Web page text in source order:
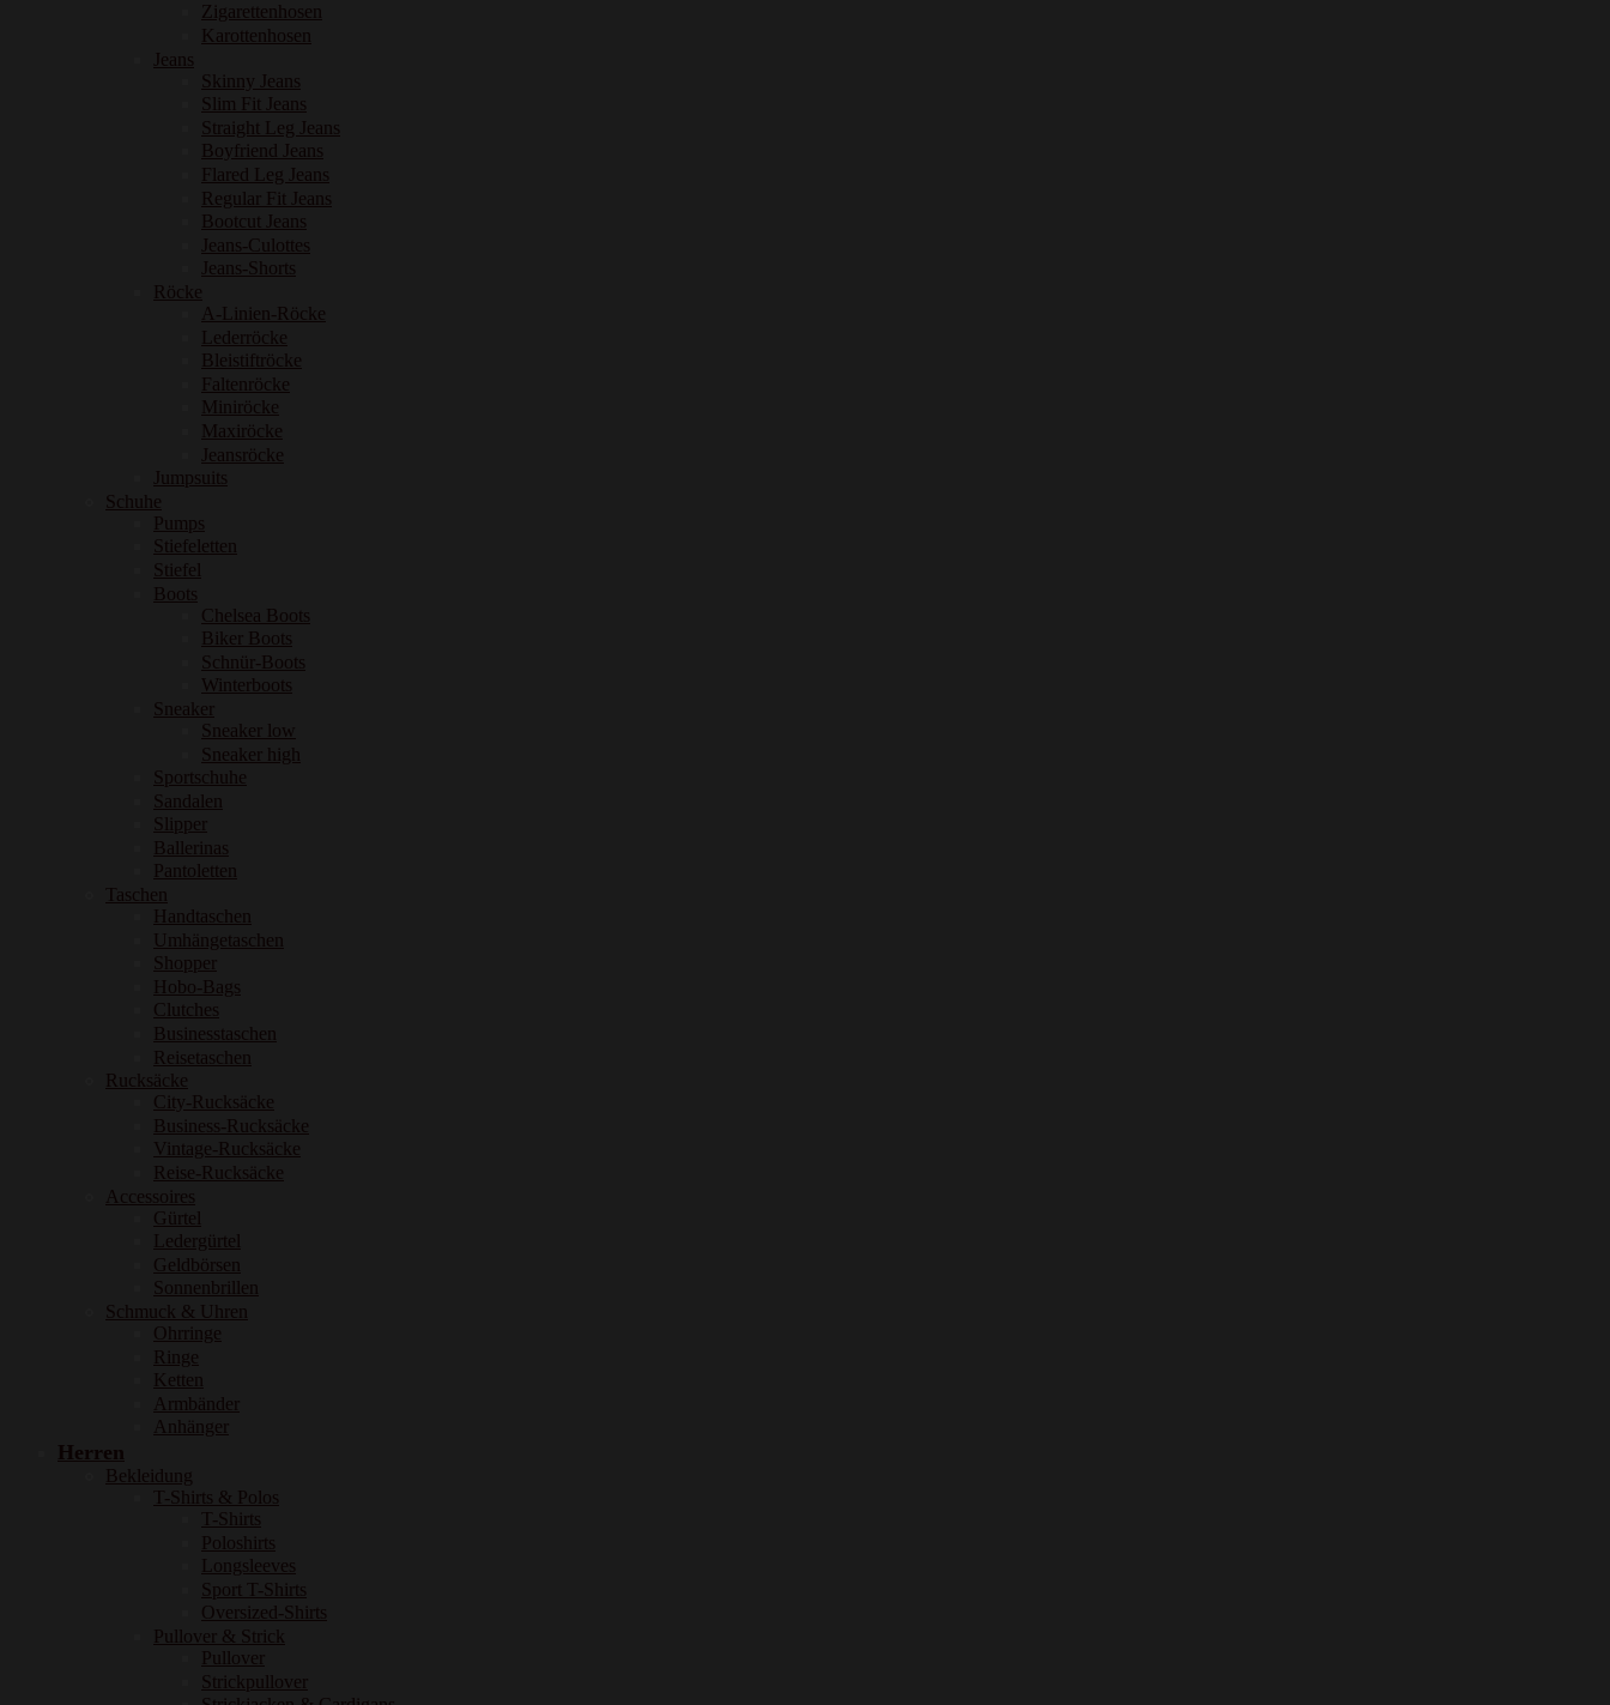
Zigarettenhosen
Karottenhosen
Jeans
Skinny Jeans
Slim Fit Jeans
Straight Leg Jeans
Boyfriend Jeans
Flared Leg Jeans
Regular Fit Jeans
Bootcut Jeans
Jeans-Culottes
Jeans-Shorts
Röcke
A-Linien-Röcke
Lederröcke
Bleistiftröcke
Faltenröcke
Miniröcke
Maxiröcke
Jeansröcke
Jumpsuits
Schuhe
Pumps
Stiefeletten
Stiefel
Boots
Chelsea Boots
Biker Boots
Schnür-Boots
Winterboots
Sneaker
Sneaker low
Sneaker high
Sportschuhe
Sandalen
Slipper
Ballerinas
Pantoletten
Taschen
Handtaschen
Umhängetaschen
Shopper
Hobo-Bags
Clutches
Businesstaschen
Reisetaschen
Rucksäcke
City-Rucksäcke
Business-Rucksäcke
Vintage-Rucksäcke
Reise-Rucksäcke
Accessoires
Gürtel
Ledergürtel
Geldbörsen
Sonnenbrillen
Schmuck & Uhren
Ohrringe
Ringe
Ketten
Armbänder
Anhänger
Herren
Bekleidung
T-Shirts & Polos
T-Shirts
Poloshirts
Longsleeves
Sport T-Shirts
Oversized-Shirts
Pullover & Strick
Pullover
Strickpullover